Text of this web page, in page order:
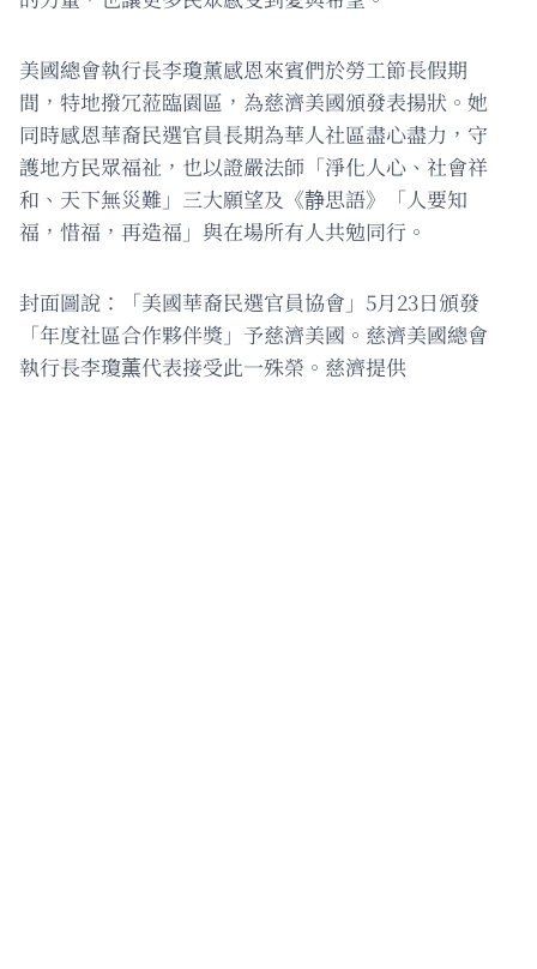
美國總會執行長李瓊薰感恩來賓們於勞工節長假期
間，特地撥冗蒞臨園區，為慈濟美國頒發表揚狀。她
同時感恩華裔民選官員長期為華人社區盡心盡力，守
護地方民眾福祉，也以證嚴法師「淨化人心、社會祥
和、天下無災難」三大願望及《静思語》「人要知
福，惜福，再造福」與在場所有人共勉同行。
封面圖說：「美國華裔民選官員協會」5月23日頒發
「年度社區合作夥伴獎」予慈濟美國。慈濟美國總會
執行長李瓊薫代表接受此一殊榮。慈濟提供